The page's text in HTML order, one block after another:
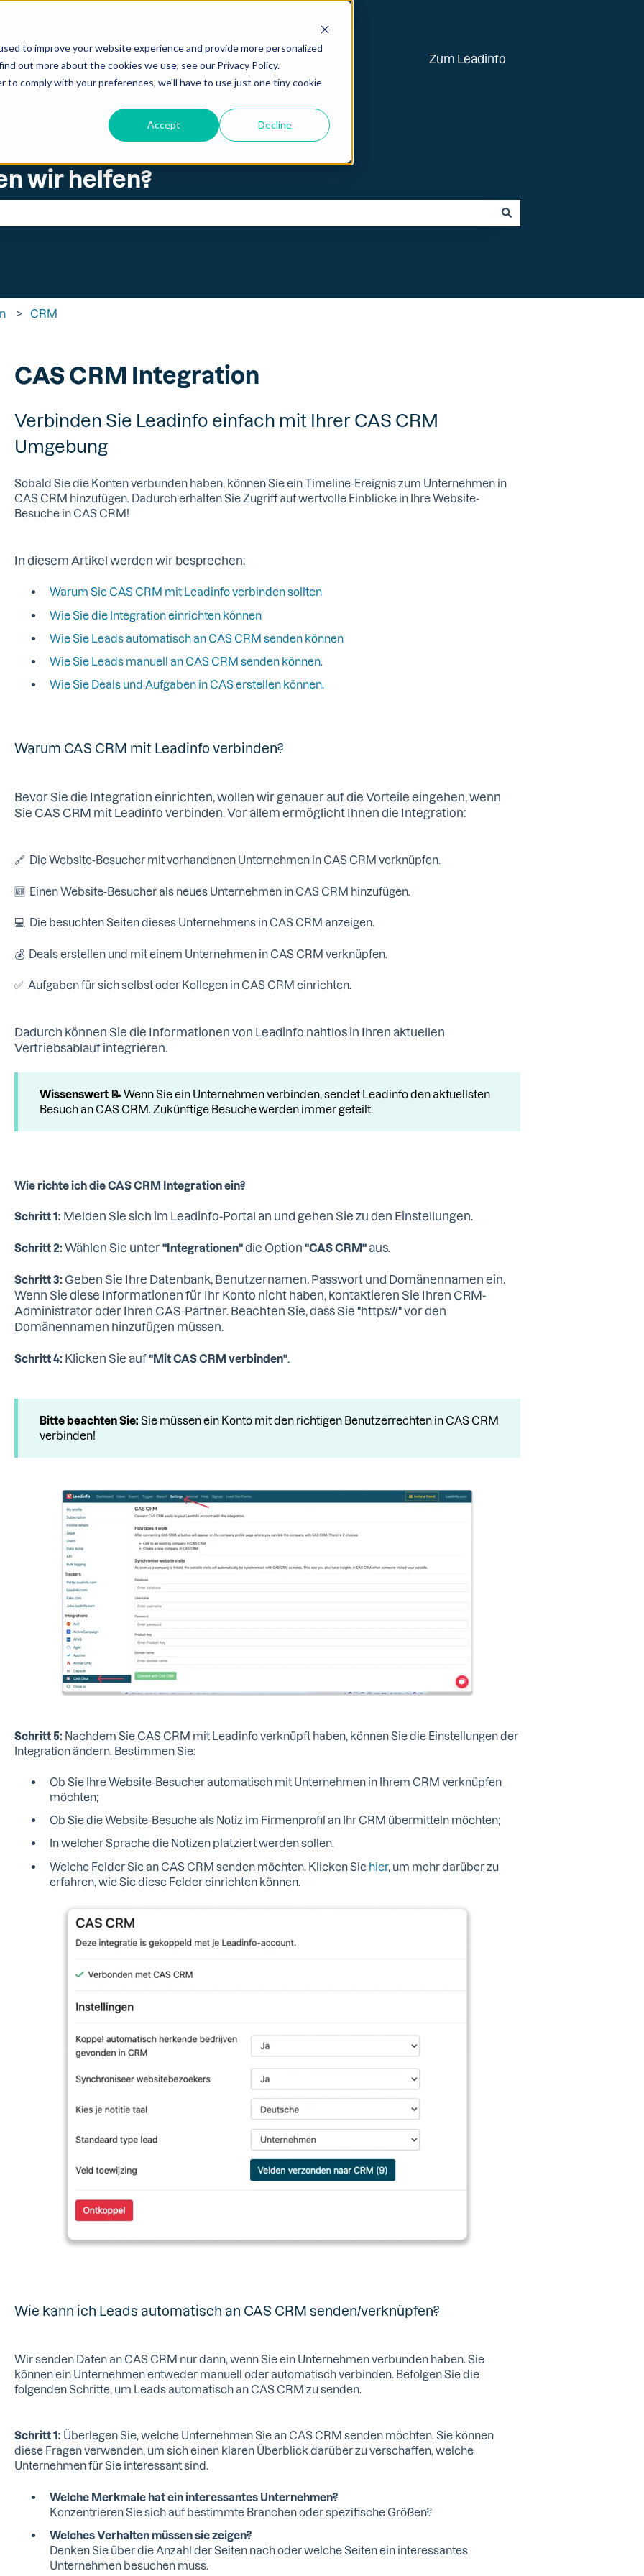
to improve your website experience and provide more personalized
out more about the cookies we use, see our Privacy Policy.
comply with your preferences, we'll have to use just one tiny cookie
Accept Decline
Zum Leadinfo
wir helfen?
CRM
CAS CRM Integration
Verbinden Sie Leadinfo einfach mit Ihrer CAS CRM
Umgebung
Sobald Sie die Konten verbunden haben, können Sie ein Timeline-Ereignis zum Unternehmen in
CAS CRM hinzufügen. Dadurch erhalten Sie Zugriff auf wertvolle Einblicke in Ihre Website-
Besuche in CAS CRM!
In diesem Artikel werden wir besprechen:
Warum Sie CAS CRM mit Leadinfo verbinden sollten
Wie Sie die Integration einrichten können
Wie Sie Leads automatisch an CAS CRM senden können
Wie Sie Leads manuell an CAS CRM senden können.
Wie Sie Deals und Aufgaben in CAS erstellen können.
Warum CAS CRM mit Leadinfo verbinden?
Bevor Sie die Integration einrichten, wollen wir genauer auf die Vorteile eingehen, wenn
Sie CAS CRM mit Leadinfo verbinden. Vor allem ermöglicht Ihnen die Integration:
🔗 Die Website-Besucher mit vorhandenen Unternehmen in CAS CRM verknüpfen.
🆕 Einen Website-Besucher als neues Unternehmen in CAS CRM hinzufügen.
💻 Die besuchten Seiten dieses Unternehmens in CAS CRM anzeigen.
💰 Deals erstellen und mit einem Unternehmen in CAS CRM verknüpfen.
✅ Aufgaben für sich selbst oder Kollegen in CAS CRM einrichten.
Dadurch können Sie die Informationen von Leadinfo nahtlos in Ihren aktuellen
Vertriebsablauf integrieren.
Wissenswert 📝 Wenn Sie ein Unternehmen verbinden, sendet Leadinfo den aktuellsten
Besuch an CAS CRM. Zukünftige Besuche werden immer geteilt.
Wie richte ich die CAS CRM Integration ein?
Schritt 1: Melden Sie sich im Leadinfo-Portal an und gehen Sie zu den Einstellungen.
Schritt 2: Wählen Sie unter"Integrationen"die Option "CAS CRM"aus.
Schritt 3: Geben Sie Ihre Datenbank, Benutzernamen, Passwort und Domänennamen ein.
Wenn Sie diese Informationen für Ihr Konto nicht haben, kontaktieren Sie Ihren CRM-
Administrator oder Ihren CAS-Partner. Beachten Sie, dass Sie "https://" vor den
Domänennamen hinzufügen müssen.
Schritt 4: Klicken Sie auf"Mit CAS CRM verbinden".
Bitte beachten Sie: Sie müssen ein Konto mit den richtigen Benutzerrechten in CAS CRM
verbinden!
Schritt 5: Nachdem Sie CAS CRM mit Leadinfo verknüpft haben, können Sie die Einstellungen der
Integration ändern. Bestimmen Sie:
Ob Sie Ihre Website-Besucher automatisch mit Unternehmen in Ihrem CRM verknüpfen
möchten;
Ob Sie die Website-Besuche als Notiz im Firmenprofil an Ihr CRM übermitteln möchten;
In welcher Sprache die Notizen platziert werden sollen.
Welche Felder Sie an CAS CRM senden möchten. Klicken Sie hier, um mehr darüber zu
erfahren, wie Sie diese Felder einrichten können.
Wie kann ich Leads automatisch an CAS CRM senden/verknüpfen?
Wir senden Daten an CAS CRM nur dann, wenn Sie ein Unternehmen verbunden haben. Sie
können ein Unternehmen entweder manuell oder automatisch verbinden. Befolgen Sie die
folgenden Schritte, um Leads automatisch an CAS CRM zu senden.
Schritt 1: Überlegen Sie, welche Unternehmen Sie an CAS CRM senden möchten. Sie können
diese Fragen verwenden, um sich einen klaren Überblick darüber zu verschaffen, welche
Unternehmen für Sie interessant sind.
Welche Merkmale hat ein interessantes Unternehmen?
Konzentrieren Sie sich auf bestimmte Branchen oder spezifische Größen?
Welches Verhalten müssen sie zeigen?
Denken Sie über die Anzahl der Seiten nach oder welche Seiten ein interessantes
Unternehmen besuchen muss.